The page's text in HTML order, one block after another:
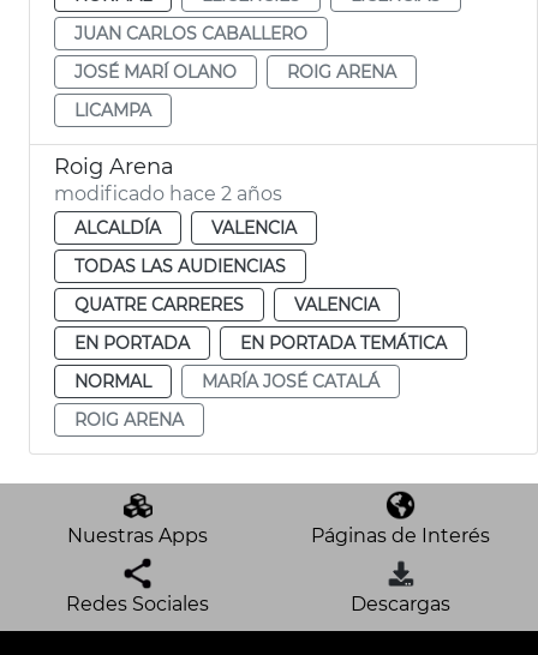
JUAN CARLOS CABALLERO
JOSÉ MARÍ OLANO
ROIG ARENA
LICAMPA
Roig Arena
modificado hace 2 años
ALCALDÍA
VALENCIA
TODAS LAS AUDIENCIAS
QUATRE CARRERES
VALENCIA
EN PORTADA
EN PORTADA TEMÁTICA
NORMAL
MARÍA JOSÉ CATALÁ
ROIG ARENA
Nuestras Apps Páginas de Interés
Redes Sociales Descargas